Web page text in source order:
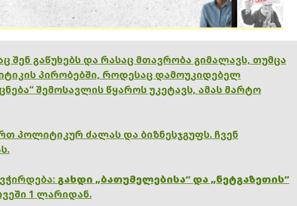
შენ გაწუხებს და რასაც მთავრობა გიმალავს, თუმცა
პირობებში, როდესაც დამოუკიდებელ
შემოსავლის წყაროს უკეტავს, ამას მარტო
პოლიტიკურ ძალას და ბიზნესჯგუფს. ჩვენ
გახდი „ბათუმელებისა“ და „ნეტგაზეთის“
1 ლარიდან.